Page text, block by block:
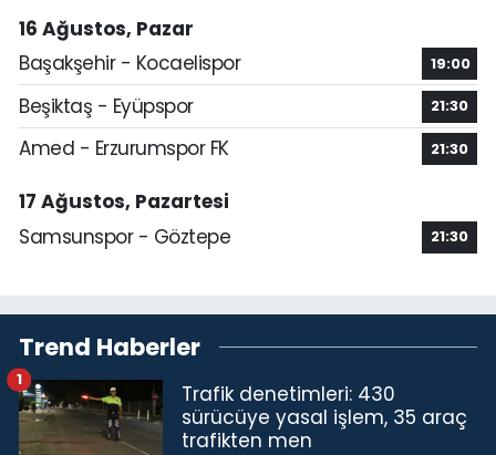
16 Ağustos, Pazar
Başakşehir - Kocaelispor
19:00
Beşiktaş - Eyüpspor 21:30
Amed - Erzurumspor FK 21:30
17 Ağustos, Pazartesi
Samsunspor - Göztepe
21:30
Trend Haberler
Trafik denetimleri: 430
sürücüye yasal işlem, 35 araç
trafikten men
1